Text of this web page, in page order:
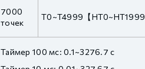
7000
точек
T0~T4999【
Таймер 100 мс: 0.1~3276.7 с